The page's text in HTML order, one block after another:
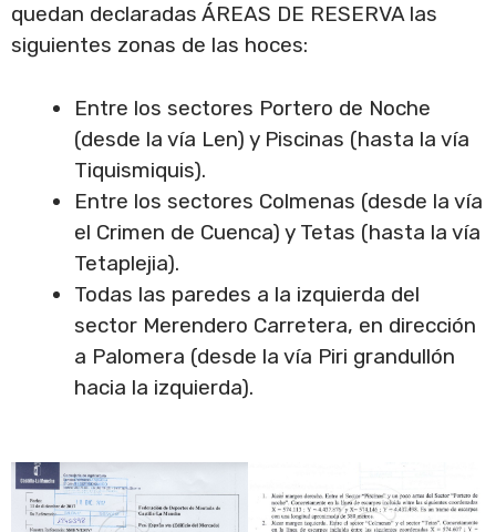
quedan declaradas ÁREAS DE RESERVA las
siguientes zonas de las hoces:
Entre los sectores Portero de Noche
(desde la vía Len) y Piscinas (hasta la vía
Tiquismiquis).
Entre los sectores Colmenas (desde la vía
el Crimen de Cuenca) y Tetas (hasta la vía
Tetaplejia).
Todas las paredes a la izquierda del
sector Merendero Carretera, en dirección
a Palomera (desde la vía Piri grandullón
hacia la izquierda).